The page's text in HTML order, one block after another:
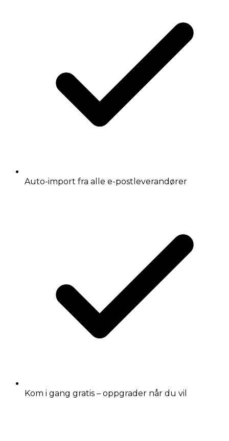
Auto-import fra alle e-postleverandører
Kom i gang gratis – oppgrader når du vil